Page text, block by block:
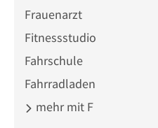
Frauenarzt
Fitnessstudio
Fahrschule
Fahrradladen
mehr mit F